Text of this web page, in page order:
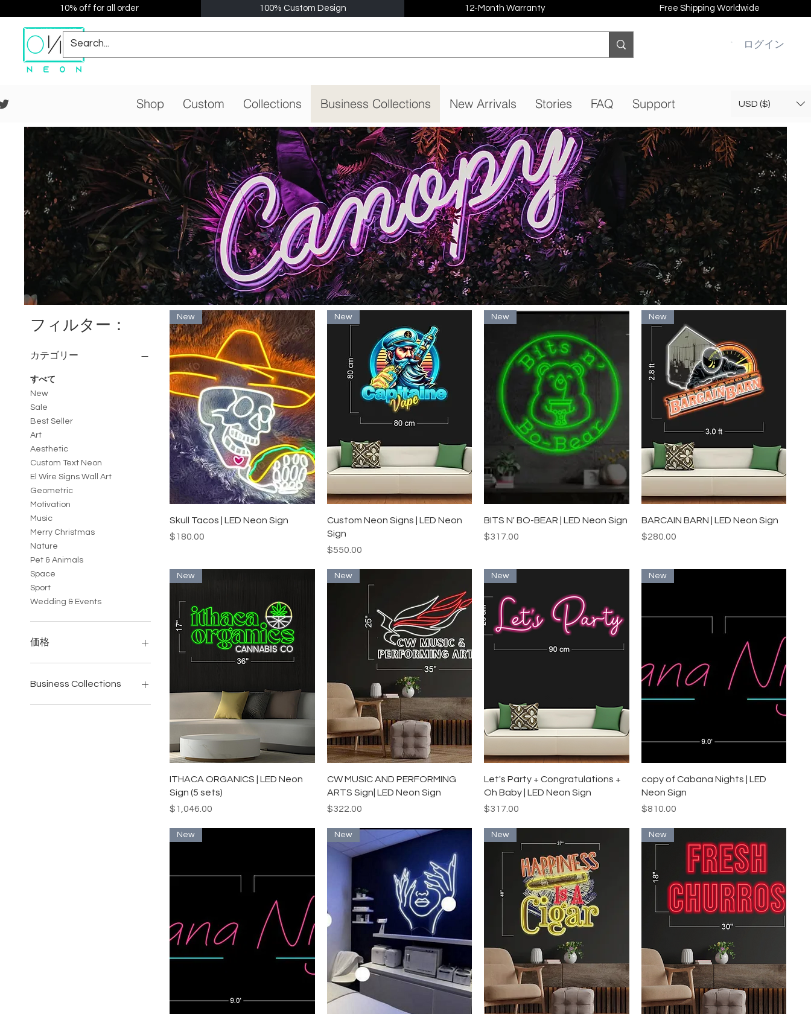
10% off for all order 100% Custom Design 12-Month Warranty Free Shipping Worldwide
ログイン
Shop Custom Collections Business Collections New Arrivals Stories FAQ Support USD ($)
フィルター：
カテゴリー
すべて
New
Sale
Best Seller
Art
Aesthetic
Custom Text Neon
El Wire Signs Wall Art
Geometric
Motivation
Music
Merry Christmas
Nature
Pet & Animals
Space
Sport
Wedding & Events
価格
Business Collections
クイックビュー
New
Skull Tacos | LED Neon Sign
価格
$180.00
クイックビュー
New
Custom Neon Signs | LED Neon
Sign
価格
$550.00
クイックビュー
New
BITS N' BO-BEAR | LED Neon Sign
価格
$317.00
クイックビュー
New
BARCAIN BARN | LED Neon Sign
価格
$280.00
クイックビュー
New
ITHACA ORGANICS | LED Neon
Sign (5 sets)
価格
$1,046.00
クイックビュー
New
CW MUSIC AND PERFORMING
ARTS Sign| LED Neon Sign
価格
$322.00
クイックビュー
New
Let's Party + Congratulations +
Oh Baby | LED Neon Sign
価格
$317.00
クイックビュー
New
copy of Cabana Nights | LED
Neon Sign
価格
$810.00
New New New New